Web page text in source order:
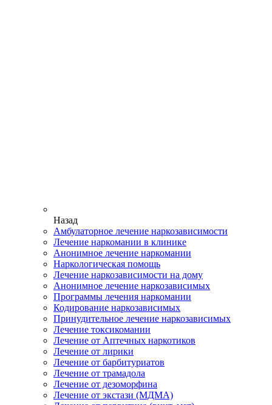
Назад
Амбулаторное лечение наркозависимости
Лечение наркомании в клинике
Анонимное лечение наркомании
Наркологическая помощь
Лечение наркозависимости на дому
Анонимное лечение наркозависимых
Программы лечения наркомании
Кодирование наркозависимых
Принудительное лечение наркозависимых
Лечение токсикомании
Лечение от Аптечных наркотиков
Лечение от лирики
Лечение от барбитуриатов
Лечение от трамадола
Лечение от дезоморфина
Лечение от экстази (МДМА)